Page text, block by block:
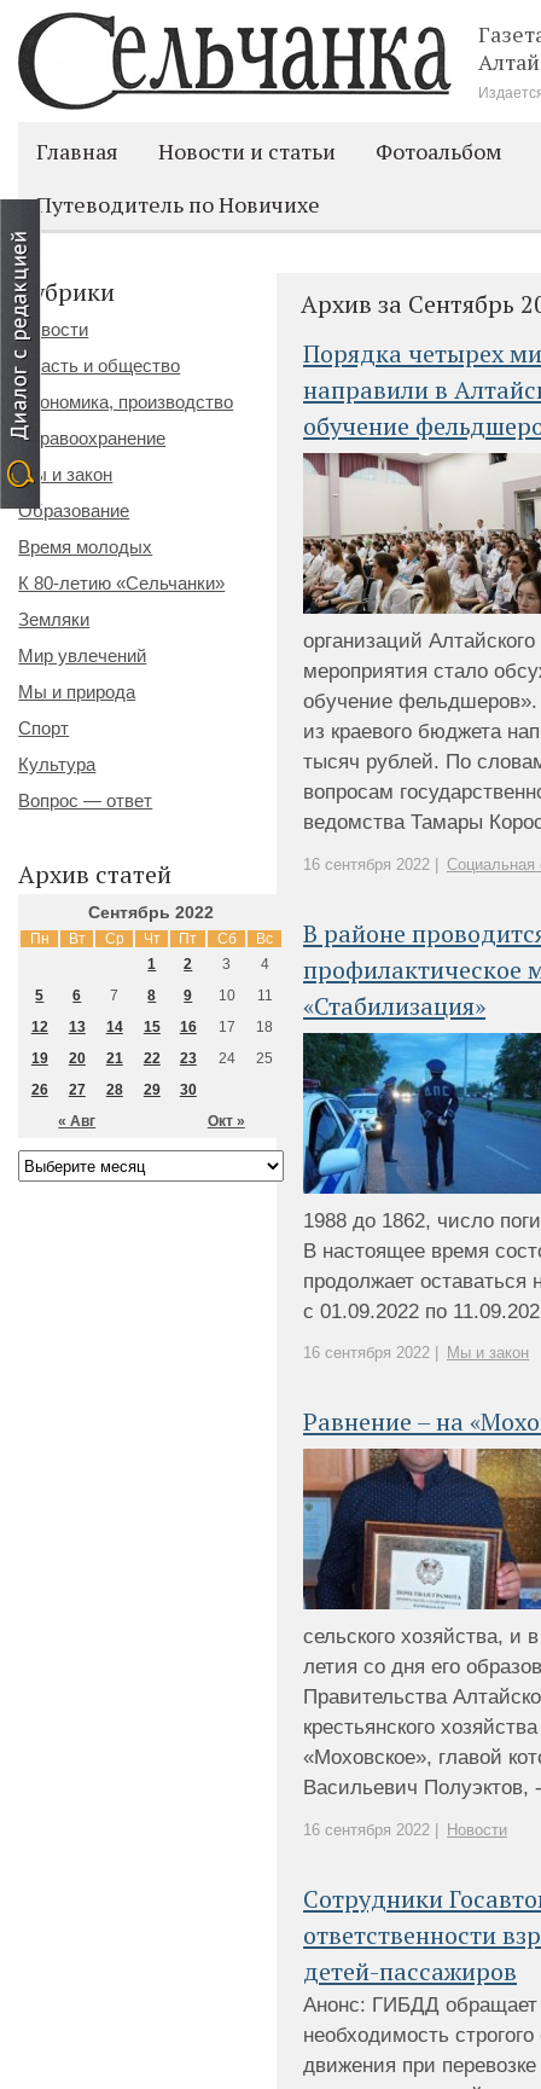
Главная Новости и статьи
Фотоальбом
Путеводитель по Новичихе
Архив за Сентябрь
Порядка четырех
направили в
обучение
организаций
мероприятия стало
обучение
из краевого бюджета
тысяч рублей. По
вопросам
ведомства Тамары
16 сентября 2022 | Социальная
В районе
профилактическое
«Стабилизация»
1988 до 1862, число
В настоящее время
продолжает оставаться
с 01.09.2022 по
16 сентября 2022 | Мы и закон
Равнение – на
сельского хозяйства, и
летия со дня его
Правительства
крестьянского
«Моховское», главой
Васильевич Полуэктов,
16 сентября 2022 | Новости
Сотрудники
ответственности
детей-пассажиров
Анонс: ГИБДД обращает
необходимость
движения при
Рубрики
Новости
Власть и общество
Экономика, производство
Здравоохранение
Мы и закон
Образование
Время молодых
К 80-летию «Сельчанки»
Земляки
Мир увлечений
Мы и природа
Спорт
Культура
Вопрос — ответ
Архив статей
Сентябрь 2022
Пн Вт Ср Чт Пт Сб Вс
« Авг Окт »
1 2 3
4
5
6 7 8 9 10
11
12
13 14 15 16 17
18
19
20 21 22 23 24
25
26
27 28 29 30